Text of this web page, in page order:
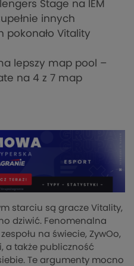
Stage na IEM
innych
pokonało Vitality
lepszy map pool –
na 4 z 7 map
starciu są gracze Vitality,
dziwić. Fenomenalna
na świecie, ZywOo,
a także publiczność
Te argumenty mocno